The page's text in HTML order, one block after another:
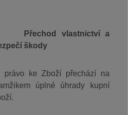
Přechod vlastnictví a
škody
právo ke Zboží přechází na
úplné úhrady kupní